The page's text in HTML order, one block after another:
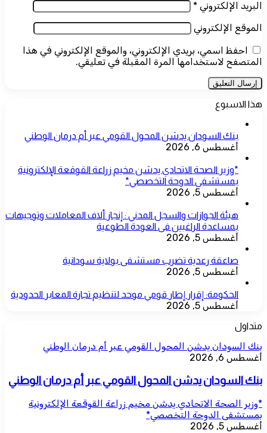
البريد الإلكتروني *
الموقع الإلكتروني
احفظ اسمي، بريدي الإلكتروني، والموقع الإلكتروني في هذا
المتصفح لاستخدامها المرة المقبلة في تعليقي.
هذا الاسبوع
بنك السودان يدشن المحول القومي عبر أم درمان الوطني
أغسطس 6, 2026
*وزير الصحة الاتحادي يدشن مخيم زراعة القوقعة الإلكترونية
بمستشفى الدوحة التخصصي*
أغسطس 5, 2026
هيئة الجوازات والسجل المدني : إنجاز ألاف المعاملات وتوجيهات
بمساعدة الراغبين فى العودة الطوعية
أغسطس 5, 2026
صاعقة رعدية تضرب مستشفى بولاية سودانية
أغسطس 5, 2026
الحكومة: إقرار إطار قومي موحد لتنظيم تجارة المعابر الحدودية
أغسطس 5, 2026
متداول
بنك السودان يدشن المحول القومي عبر أم درمان الوطني
أغسطس 6, 2026
بنك السودان يدشن المحول القومي عبر أم درمان الوطني
*وزير الصحة الاتحادي يدشن مخيم زراعة القوقعة الإلكترونية
بمستشفى الدوحة التخصصي*
أغسطس 5, 2026